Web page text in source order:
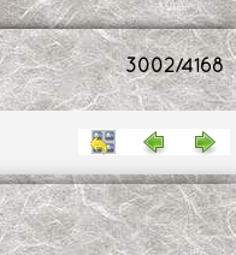
3002/4168